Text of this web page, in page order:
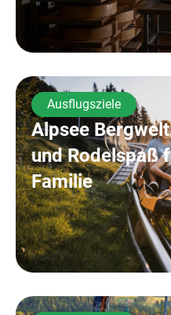
Ausflugsziele
Alpsee
und Rodelspaß
Familie